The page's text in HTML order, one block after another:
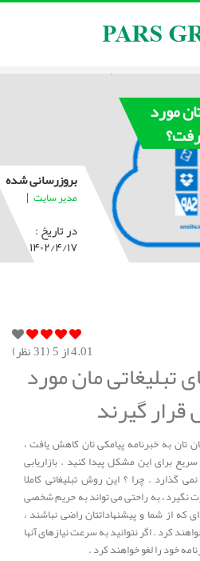
مورد
بروزرسانی شده
مدیر سایت |
در تاریخ :
۱۴۰۲/۴/۱۷
4.01از 5 ( 31نظر)
مان مورد
گیرند
به خبرنامه پیامکی تان کاهش یافت ،
برای این مشکل پیدا کنید . بازاریابی
گذارد . چرا ؟ این روش تبلیغاتی کاملا
، به راحتی می تواند به حریم شخصی
که از شما و پیشنهاداتتان راضی نباشند ،
کرد . اگر نتوانید به سرعت نیازهای آنها
خود را لغو خواهند کرد .